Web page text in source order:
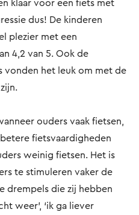
dus! De kinderen
plezier met een
4,2 van 5. Ook de
vonden het leuk om met de
ouders vaak fietsen,
fietsvaardigheden
weinig fietsen. Het is
te stimuleren vaker de
drempels die zij hebben
weer’, ‘ik ga liever